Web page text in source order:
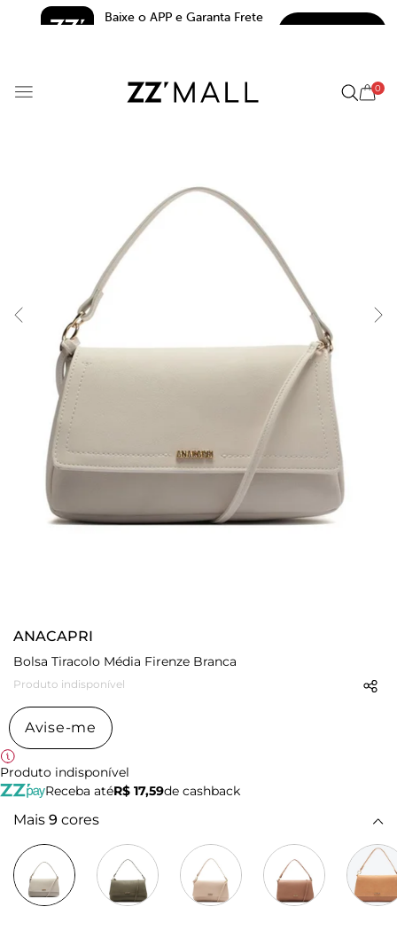
Baixe o APP e Garanta Frete
0
ANACAPRI
Bolsa Tiracolo Média Firenze Branca
Produto indisponível
Avise-me
Produto indisponível
Receba atéR$ 17,59de cashback
Mais 9 cores